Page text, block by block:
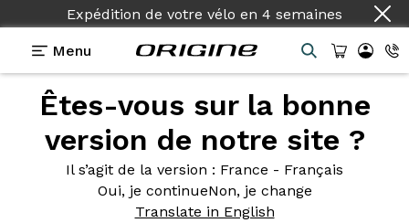
Expédition de votre vélo en 4 semaines
Menu
Êtes-vous sur la bonne
version de notre site ?
Il s’agit de la version : France - Français
Oui, je continueNon, je change
Translate in English
Témoignages>Axxome II GT Shimano Ultegra
Axxome II GT Shimano
Ultegra Mavic Ksyrium Pro